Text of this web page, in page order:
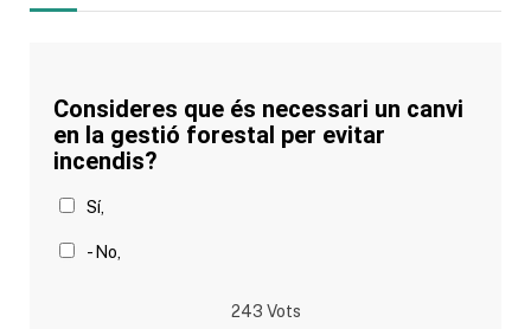
Consideres que és necessari un canvi
en la gestió forestal per evitar
incendis?
Sí,
- No,
243 Vots